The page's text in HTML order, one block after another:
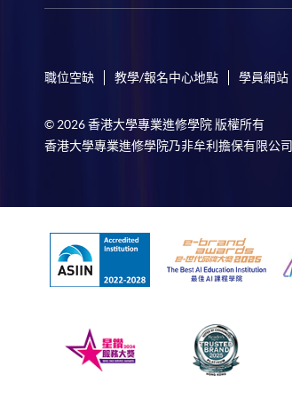
職位空缺 教學/報名中心地點 學員網站
© 2026 香港大學專業進修學院 版權所有
香港大學專業進修學院乃非牟利擔保有限公司